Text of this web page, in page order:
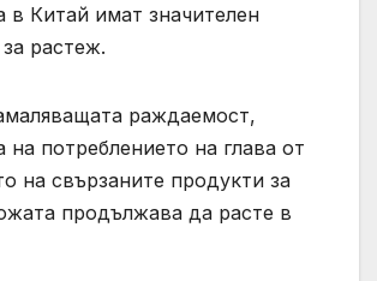
в Китай имат значителен
растеж.
раждаемост,
на потреблението на глава от
на свързаните продукти за
продължава да расте в